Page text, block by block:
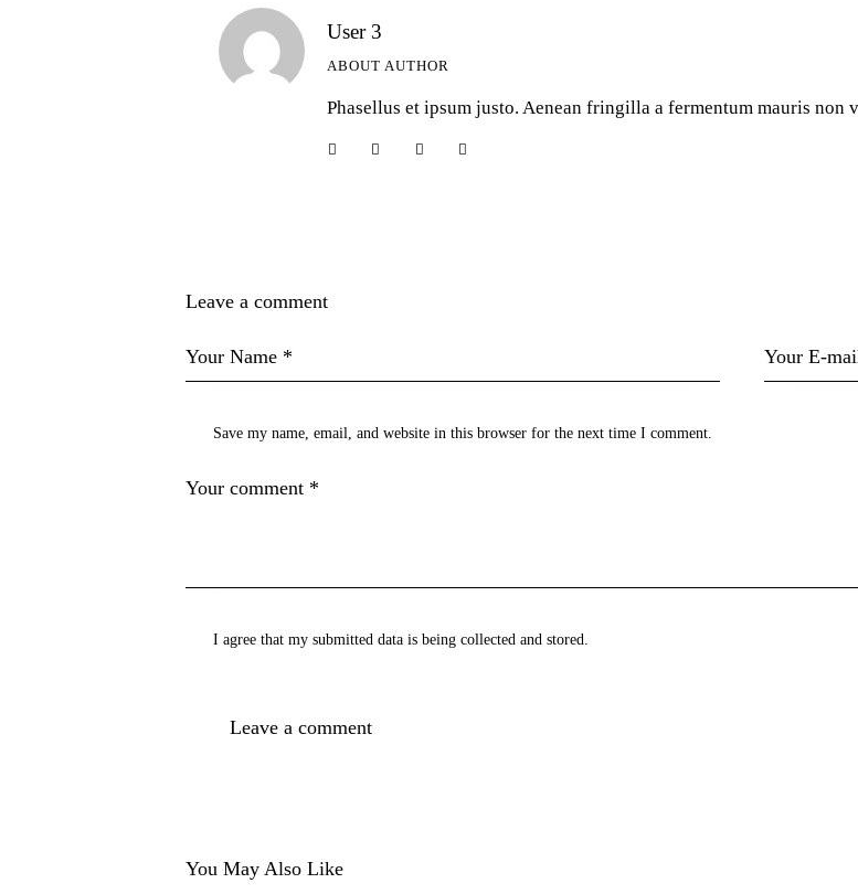
User 3
ABOUT AUTHOR
Phasellus et ipsum justo. Aenean fringilla a fermentum mauris non
Leave a comment
Save my name, email, and website in this browser for the next time I comment.
I agree that my submitted data is beingcollected and stored.
You May Also Like